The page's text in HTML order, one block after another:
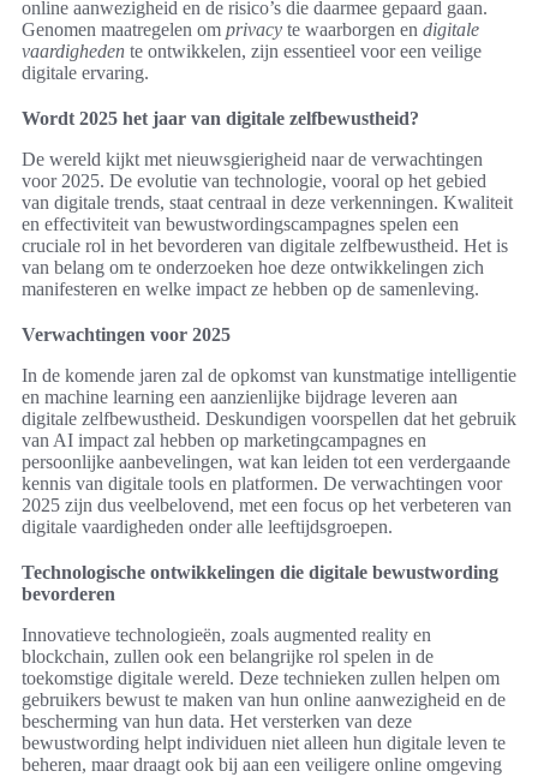
online aanwezigheid en de risico’s die daarmee gepaard gaan.
Genomen maatregelen om privacy te waarborgen en digitale
vaardigheden te ontwikkelen, zijn essentieel voor een veilige
digitale ervaring.
Wordt 2025 het jaar van digitale zelfbewustheid?
De wereld kijkt met nieuwsgierigheid naar de verwachtingen
voor 2025. De evolutie van technologie, vooral op het gebied
van digitale trends, staat centraal in deze verkenningen. Kwaliteit
en effectiviteit van bewustwordingscampagnes spelen een
cruciale rol in het bevorderen van digitale zelfbewustheid. Het is
van belang om te onderzoeken hoe deze ontwikkelingen zich
manifesteren en welke impact ze hebben op de samenleving.
Verwachtingen voor 2025
In de komende jaren zal de opkomst van kunstmatige intelligentie
en machine learning een aanzienlijke bijdrage leveren aan
digitale zelfbewustheid. Deskundigen voorspellen dat het gebruik
van AI impact zal hebben op marketingcampagnes en
persoonlijke aanbevelingen, wat kan leiden tot een verdergaande
kennis van digitale tools en platformen. De verwachtingen voor
2025 zijn dus veelbelovend, met een focus op het verbeteren van
digitale vaardigheden onder alle leeftijdsgroepen.
Technologische ontwikkelingen die digitale bewustwording
bevorderen
Innovatieve technologieën, zoals augmented reality en
blockchain, zullen ook een belangrijke rol spelen in de
toekomstige digitale wereld. Deze technieken zullen helpen om
gebruikers bewust te maken van hun online aanwezigheid en de
bescherming van hun data. Het versterken van deze
bewustwording helpt individuen niet alleen hun digitale leven te
beheren, maar draagt ook bij aan een veiligere online omgeving